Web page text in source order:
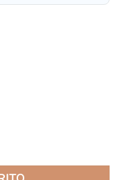
con Liguero cantidad